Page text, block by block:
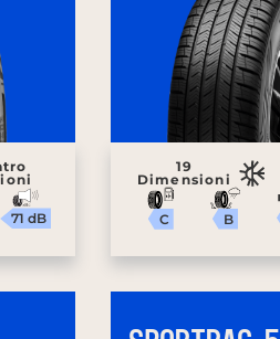
71 dB
19
Dimensioni
C B